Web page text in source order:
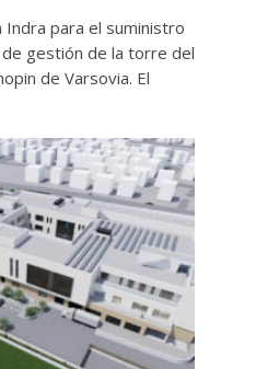
Indra para el suministro
gestión de la torre del
de Varsovia. El